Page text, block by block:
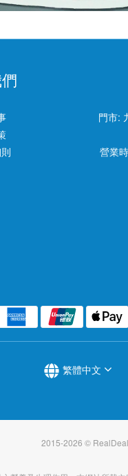
門市:
營業
繁體中文
2015-2026 © RealDeal